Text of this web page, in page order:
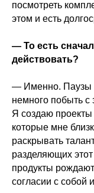
посмотреть
этом и есть
— То есть
действовать?
— Именно. Паузы
немного побыть с
Я создаю проекты
которые мне
раскрывать
разделяющих
продукты
согласии с собой